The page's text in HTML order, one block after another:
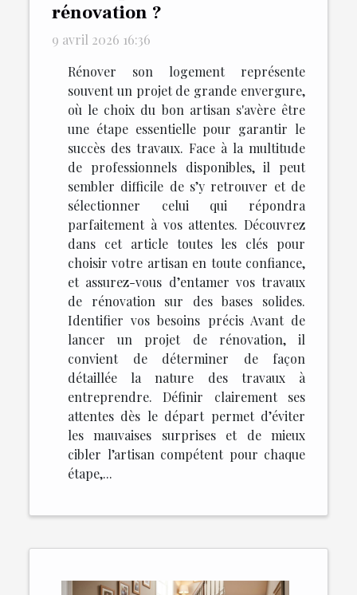
rénovation ?
9 avril 2026 16:36
Rénover son logement représente
souvent un projet de grande envergure,
où le choix du bon artisan s'avère être
une étape essentielle pour garantir le
succès des travaux. Face à la multitude
de professionnels disponibles, il peut
sembler difficile de s’y retrouver et de
sélectionner celui qui répondra
parfaitement à vos attentes. Découvrez
dans cet article toutes les clés pour
choisir votre artisan en toute confiance,
et assurez-vous d’entamer vos travaux
de rénovation sur des bases solides.
Identifier vos besoins précis Avant de
lancer un projet de rénovation, il
convient de déterminer de façon
détaillée la nature des travaux à
entreprendre. Définir clairement ses
attentes dès le départ permet d’éviter
les mauvaises surprises et de mieux
cibler l’artisan compétent pour chaque
étape,...